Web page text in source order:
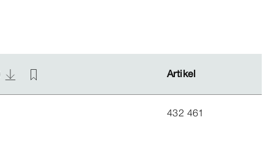
Artikel
Artikel
432 461